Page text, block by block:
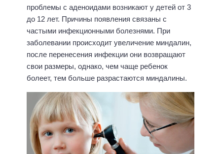
проблемы с аденоидами возникают у детей от 3
до 12 лет. Причины появления связаны с
частыми инфекционными болезнями. При
заболевании происходит увеличение миндалин,
после перенесения инфекции они возвращают
свои размеры, однако, чем чаще ребенок
болеет, тем больше разрастаются миндалины.